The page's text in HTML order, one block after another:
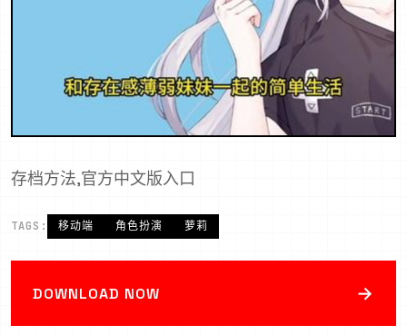
存档方法,官方中文版入口
TAGS: 移动端 角色扮演 萝莉
DOWNLOAD NOW →